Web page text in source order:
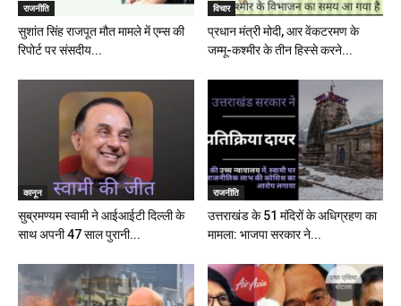
राजनीति
सुशांत सिंह राजपूत मौत मामले में एम्स की
रिपोर्ट पर संसदीय...
विचार
प्रधान मंत्री मोदी, आर वेंकटरमण के
जम्मू-कश्मीर के तीन हिस्से करने...
कानून
सुब्रमण्यम स्वामी ने आईआईटी दिल्ली के
साथ अपनी 47 साल पुरानी...
राजनीति
उत्तराखंड के 51 मंदिरों के अधिग्रहण का
मामला: भाजपा सरकार ने...